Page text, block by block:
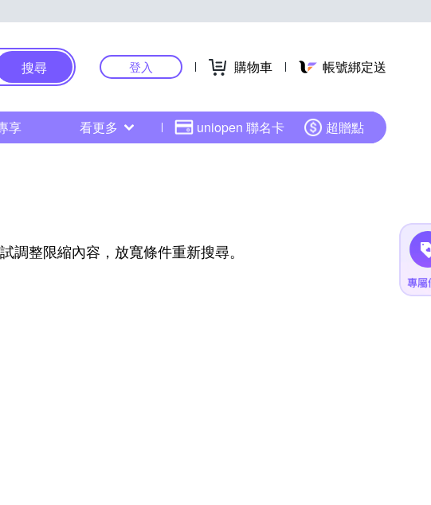
搜尋 登入 購物車 帳號綁定送
享 看更多 uniopen 聯名卡 超贈點
整限縮內容，放寬條件重新搜尋。